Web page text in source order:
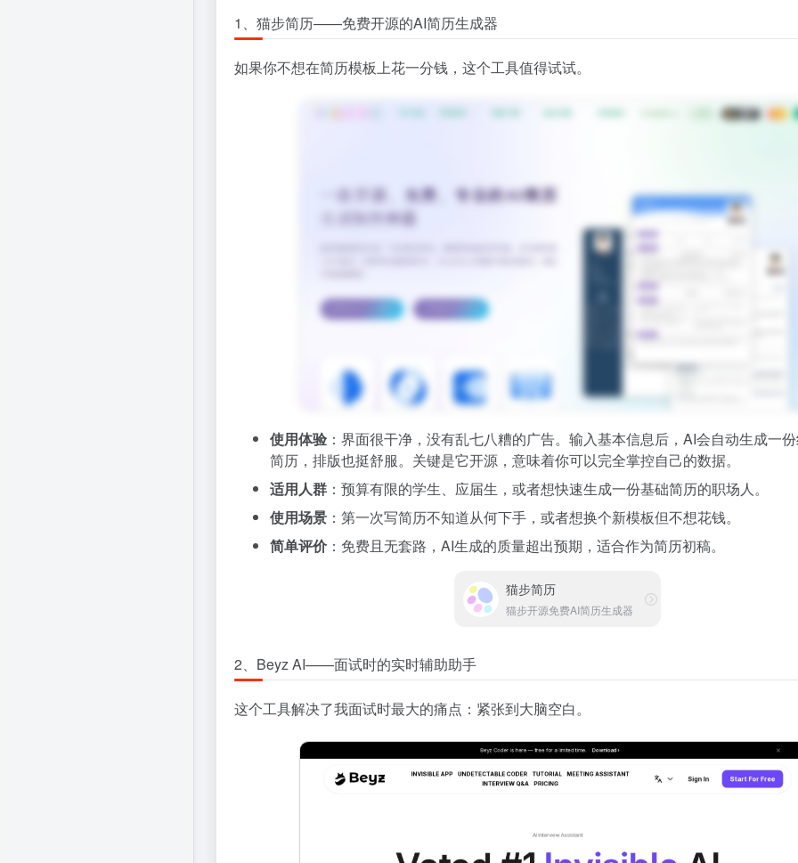
1、猫步简历——免费开源的AI简历生成器
如果你不想在简历模板上花一分钱，这个工具值得试试。
使用体验 ：界面很干净，没有乱七八糟的广告。输入基本信息后，AI会自动生成一
简历，排版也挺舒服。关键是它开源，意味着你可以完全掌控自己的数据。
适用人群 ：预算有限的学生、应届生，或者想快速生成一份基础简历的职场人。
使用场景 ：第一次写简历不知道从何下手，或者想换个新模板但不想花钱。
简单评价：免费且无套路，AI生成的质量超出预期，适合作为简历初稿。
猫步简历
猫步开源免费AI简历生成器
2、Beyz AI——面试时的实时辅助助手
这个工具解决了我面试时最大的痛点：紧张到大脑空白。